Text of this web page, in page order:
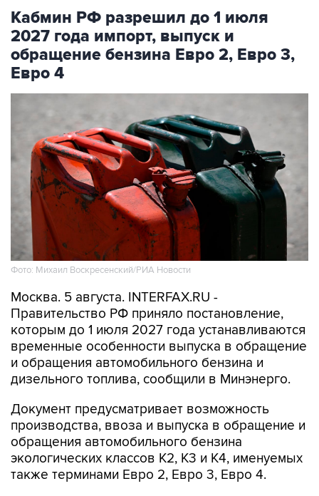
Кабмин РФ разрешил до 1 июля
2027 года импорт, выпуск и
обращение бензина Евро 2, Евро 3,
Евро 4
Фото: Михаил Воскресенский/РИА Новости
Москва. 5 августа. INTERFAX.RU -
Правительство РФ приняло постановление,
которым до 1 июля 2027 года устанавливаются
временные особенности выпуска в обращение
и обращения автомобильного бензина и
дизельного топлива, сообщили в Минэнерго.
Документ предусматривает возможность
производства, ввоза и выпуска в обращение и
обращения автомобильного бензина
экологических классов К2, К3 и К4, именуемых
также терминами Евро 2, Евро 3, Евро 4.